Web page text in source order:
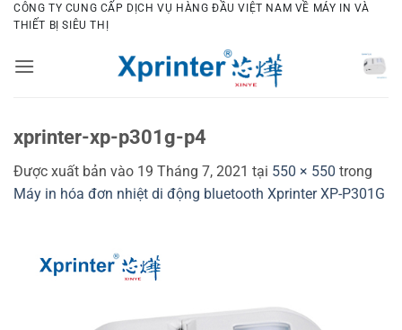
Bỏ
qua
dung
CÔNG TY CUNG CẤP DỊCH VỤ HÀNG ĐẦU VIỆT NAM VỀ MÁY IN VÀ
THIẾT BỊ SIÊU THỊ
xprinter-xp-p301g-p4
Được xuất bản vào 19 Tháng 7, 2021 tại 550 × 550 trong
Máy in hóa đơn nhiệt di động bluetooth Xprinter XP-P301G